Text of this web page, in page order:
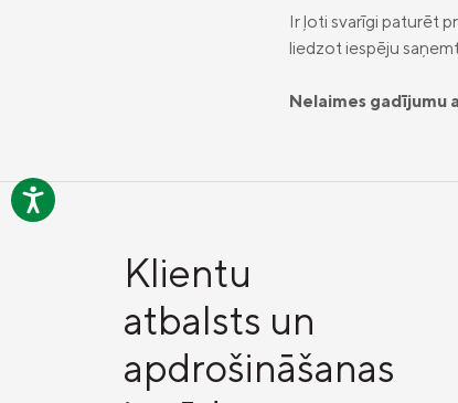
Ir ļoti svarīgi paturēt
liedzot iespēju
Nelaimes gadījumu
Klientu
atbalsts un
apdrošināšanas